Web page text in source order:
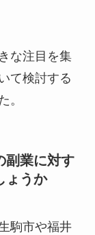
な注目を集
て検討する
。
副業に対す
ょうか
駒市や福井